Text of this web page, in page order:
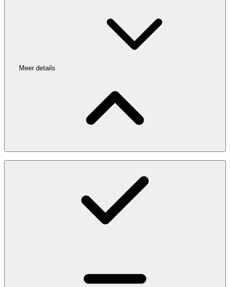
Meer details